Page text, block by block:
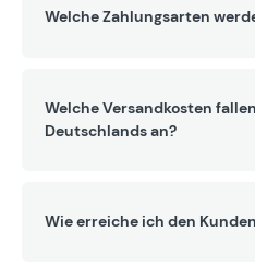
Welche Zahlungsarten
Welche Versandkosten
Deutschlands an?
Wie erreiche ich den